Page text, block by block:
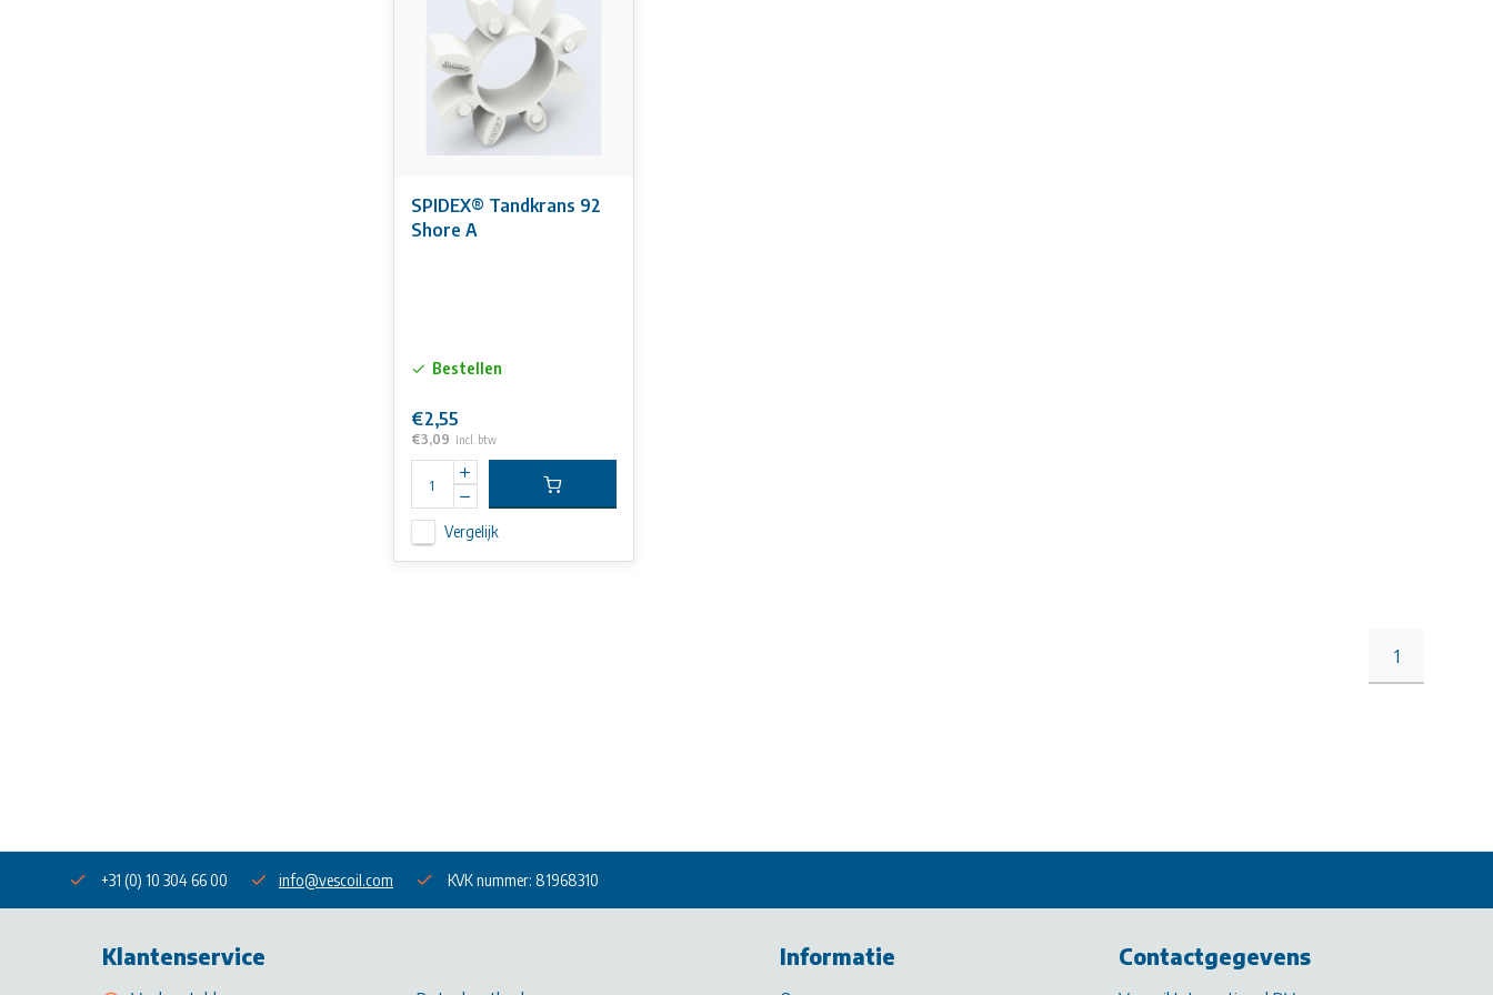
compressie belast en wordt ook gekenmerkt door een hoge slijtvastheid en elasticiteit, goede dempingseigenschappen en goede
weerstand tegen oliën,
Vetten, veel oplosmiddelen, weersinvloeden en ozon. Bovendien een goede hydrolyse en tropische weerstand.
De bedrijfstemperaturen liggen tussen -40 °C en +100 °C in de standaarduitvoering. Kortstondige temperatuurpieken tot +120 °C zijn
toegestaan. Voor
Bedrijfstemperaturen permanent boven +100 °C, neem contact op met Vescoil International.
Aan de informatie op deze website kunnen geen rechten worden ontleend.
SPIDEX® Tandkrans 92
Shore A
Bestellen
€2,55
€3,09 Incl. btw
Vergelijk
1
+31 (0) 10 304 66 00 info@vescoil.com KVK nummer: 81968310
Klantenservice Informatie Contactgegevens